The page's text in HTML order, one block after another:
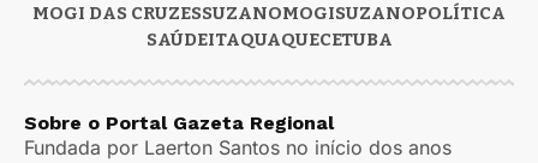
MOGI DAS CRUZESSUZANOMOGISUZANOPOLÍTICA
SAÚDEITAQUAQUECETUBA
Sobre o Portal Gazeta Regional
Fundada por Laerton Santos no início dos anos